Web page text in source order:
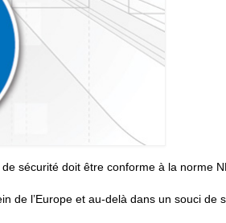
sécurité doit être conforme à la norme
de l’Europe et au-delà dans un souci de